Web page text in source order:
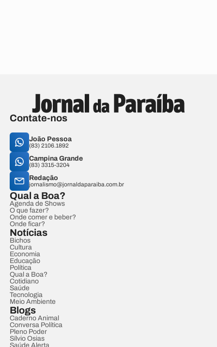
Contate-nos
João Pessoa
(83) 2106.1892
Campina Grande
(83) 3315-3204
Redação
jornalismo@jornaldaparaiba.com.br
Qual a Boa?
Agenda de Shows
O que fazer?
Onde comer e beber?
Onde ficar?
Notícias
Bichos
Cultura
Economia
Educação
Política
Qual a Boa?
Cotidiano
Saúde
Tecnologia
Meio Ambiente
Blogs
Caderno Animal
Conversa Política
Pleno Poder
Sílvio Osias
Saúde Alerta